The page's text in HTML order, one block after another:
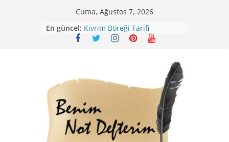
Cuma, Ağustos 7, 2026
En güncel:
Mirik Köfte Tarifi – Sivas
Kıvrım Böreği Tarifi
Karabuğday Pilavı Tarifi